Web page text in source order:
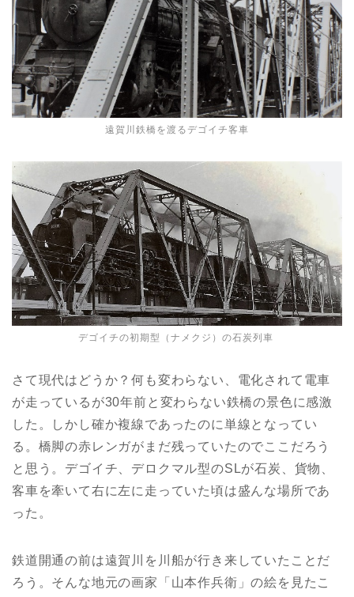
遠賀川鉄橋を渡るデゴイチ客車
デゴイチの初期型（ナメクジ）の石炭列車
さて現代はどうか？何も変わらない、電化されて電車
が走っているが30年前と変わらない鉄橋の景色に感激
した。しかし確か複線であったのに単線となってい
る。橋脚の赤レンガがまだ残っていたのでここだろう
と思う。デゴイチ、デロクマル型のSLが石炭、貨物、
客車を牽いて右に左に走っていた頃は盛んな場所であ
った。
鉄道開通の前は遠賀川を川船が行き来していたことだ
ろう。そんな地元の画家「山本作兵衛」の絵を見たこ